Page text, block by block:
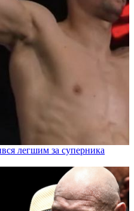
легшим за суперника